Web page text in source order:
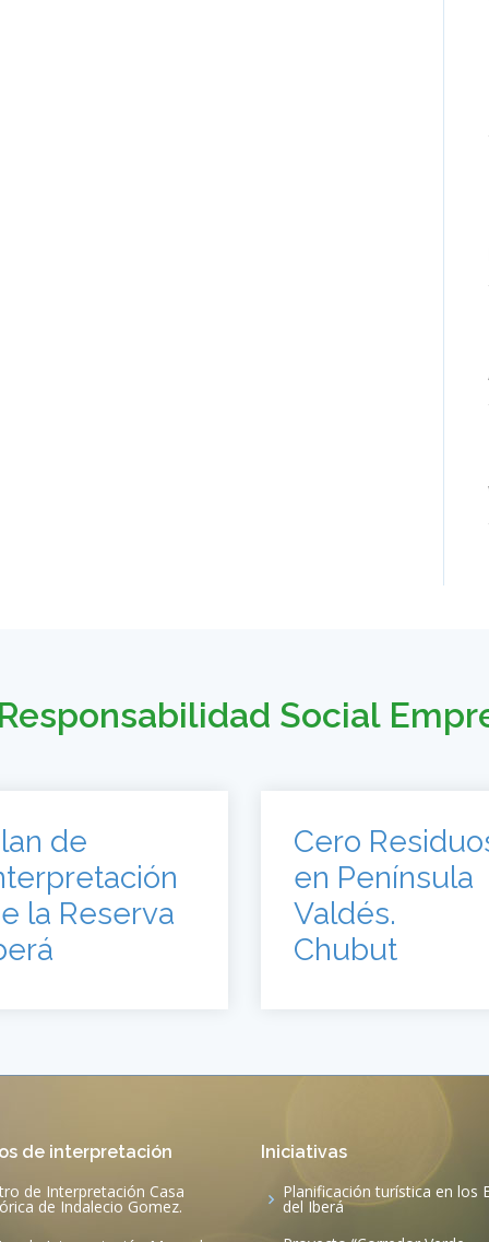
Social
de
la Reserva
Cero
en Península
Valdés.
Chubut
de interpretación
de Interpretación Casa
de Indalecio Gomez.
Iniciativas
Planificación turística en los
del Iberá